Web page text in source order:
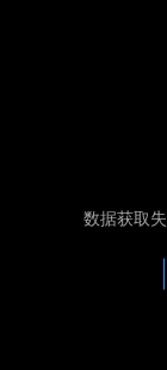
数据获取